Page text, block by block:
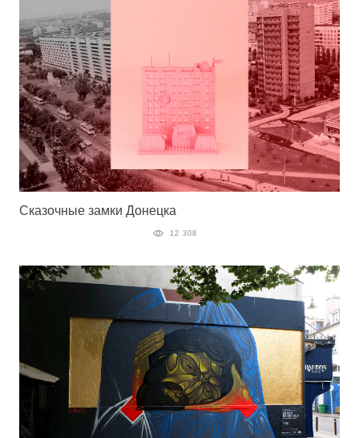
Сказочные замки Донецка
12 308